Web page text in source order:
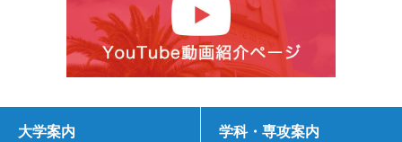
大学案内 学科・専攻案内